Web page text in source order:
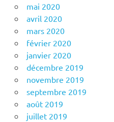
mai 2020
avril 2020
mars 2020
février 2020
janvier 2020
décembre 2019
novembre 2019
septembre 2019
août 2019
juillet 2019